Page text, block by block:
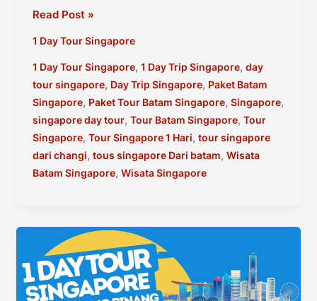
Paket
Day
Tour
Singapore
Gabungan
–
1
Day
Trip
Read Post »
1 Day Tour Singapore
1 Day Tour Singapore, 1 Day Trip Singapore, day
tour singapore, Day Trip Singapore, Paket Batam
Singapore, Paket Tour Batam Singapore, Singapore,
singapore day tour, Tour Batam Singapore, Tour
Singapore, Tour Singapore 1 Hari, tour singapore
dari changi, tous singapore Dari batam, Wisata
Batam Singapore, Wisata Singapore